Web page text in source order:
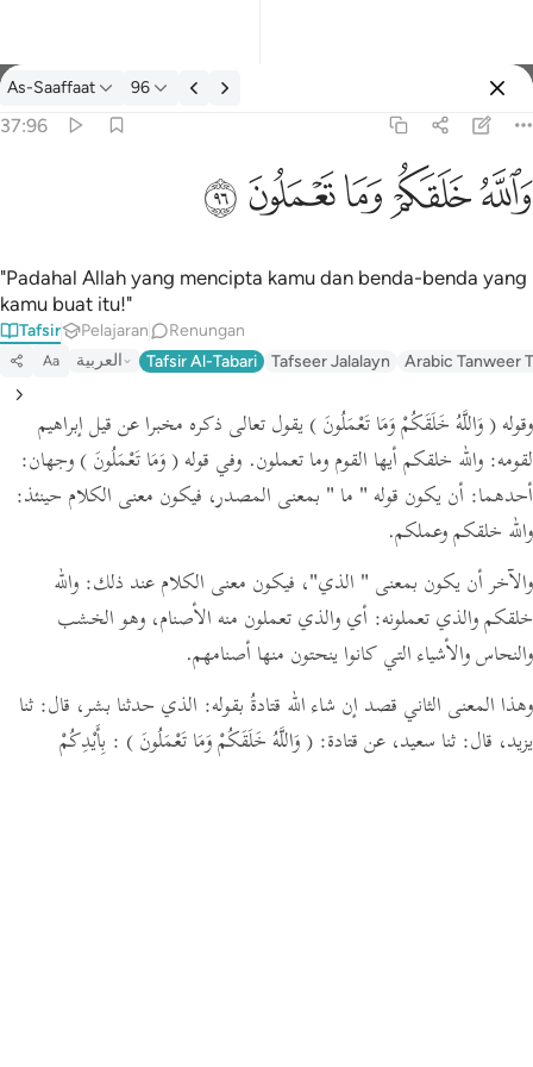
Tafsir: As-Saaffaat 37:96
As-Saaffaat 96
37:96
وَٱللَّهُ خَلَقَكُمْ وَمَا تَعْمَلُونَ ٩٦
ﲤﲥﲦﲧﲨ
"Padahal Allah yang mencipta kamu dan benda-benda yang
kamu buat itu!"
Tafsir Pelajaran Renungan
Aa العربية Tafsir Al-Tabari Tafseer Jalalayn Arabic Tanweer
وقوله( وَاللَّهُ خَلَقَكُمْ وَمَا تَعْمَلُونَ ) يقول تعالى ذكره مخبرا عن قيل إبراهيم
لقومه: والله خلقكم أيها القوم وما تعملون. وفي قوله( وَمَا تَعْمَلُونَ ) وجهان:
أحدهما: أن يكون قوله " ما " بمعنى المصدر، فيكون معنى الكلام حينئذ:
والله خلقكم وعملكم.
والآخر أن يكون بمعنى " الذي"، فيكون معنى الكلام عند ذلك: والله
خلقكم والذي تعملونه: أي والذي تعملون منه الأصنام، وهو الخشب
والنحاس والأشياء التي كانوا ينحتون منها أصنامهم.
وهذا المعنى الثاني قصد إن شاء الله قتادةُ بقوله: الذي حدثنا بشر، قال: ثنا
يزيد، قال: ثنا سعيد، عن قتادة: ( وَاللَّهُ خَلَقَكُمْ وَمَا تَعْمَلُونَ ) : بِأَيْدِكُمْ